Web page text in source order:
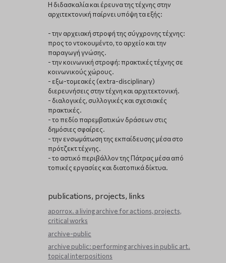
Η διδασκαλία και έρευνα της τέχνης στην
αρχιτεκτονική παίρνει υπόψη τα εξής:
- την αρχειακή στροφή της σύγχρονης τέχνης:
προς το ντοκουμέντο, το αρχείο και την
παραγωγή γνώσης.
- την κοινωνική στροφή: πρακτικές τέχνης σε
κοινωνικούς χώρους.
- εξω-τομεακές (extra-disciplinary)
διερευνήσεις στην τέχνη και αρχιτεκτονική.
- διαλογικές, συλλογικές και σχεσιακές
πρακτικές.
- το πεδίο παρεμβατικών δράσεων στις
δημόσιες σφαίρες.
- την ενσωμάτωση της εκπαίδευσης μέσα στο
πρότζεκτ τέχνης.
- το αστικό περιβάλλον της Πάτρας μέσα από
τοπικές εργασίες και διατοπικά δίκτυα.
publications, projects, links
aporrox. a living archive for actions, projects,
critical works
archive-public
archive public: performing archives in public art.
topical interpositions